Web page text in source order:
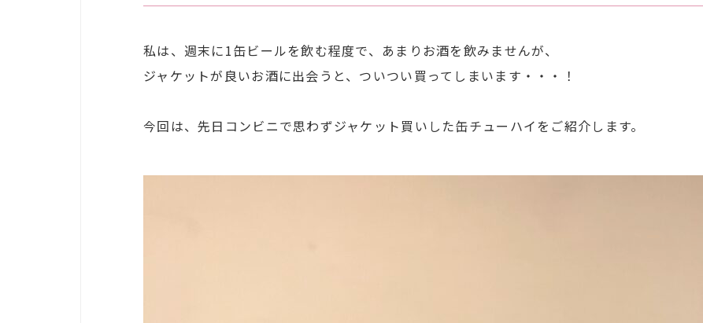
私は、週末に1缶ビールを飲む程度で、あまりお酒を飲みませんが、
ジャケットが良いお酒に出会うと、ついつい買ってしまいます・・・！
今回は、先日コンビニで思わずジャケット買いした缶チューハイをご紹介します。